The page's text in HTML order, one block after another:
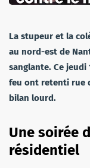
La stupeur et la
au nord-est de
sanglante. Ce jeudi
feu ont retenti rue
bilan lourd.
Une soirée
résidentiel